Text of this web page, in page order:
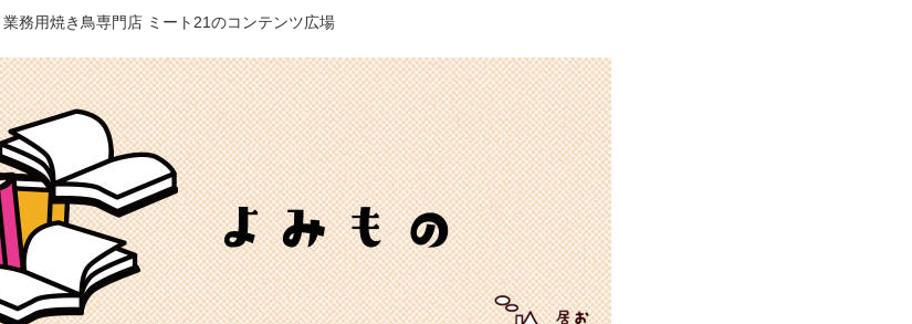
業務用焼き鳥専門店 ミート21のコンテンツ広場